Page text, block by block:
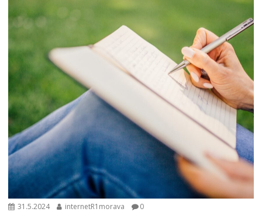
31.5.2024 internetR1morava 0